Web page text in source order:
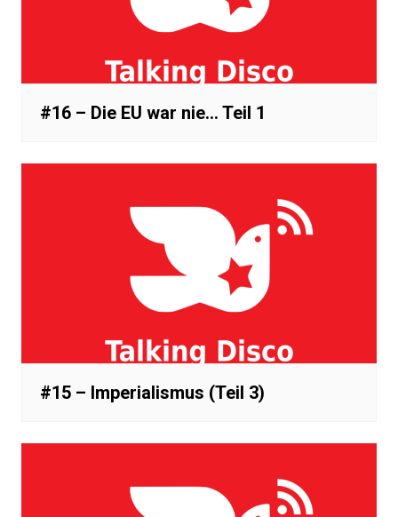
#16 – Die EU war nie… Teil 1
#15 – Imperialismus (Teil 3)